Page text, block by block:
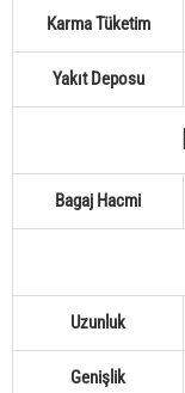
Karma Tüketim
Yakıt Deposu
Bagaj Hacmi
Uzunluk
Genişlik